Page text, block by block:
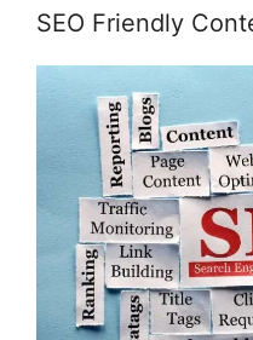
SEO Friendly